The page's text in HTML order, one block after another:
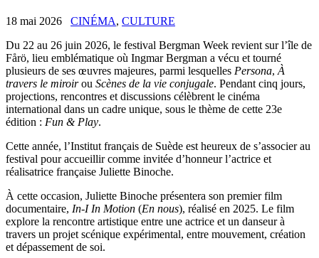
18 mai 2026 CINÉMA, CULTURE
Du 22 au 26 juin 2026, le festival Bergman Week revient sur l’île de
Fårö, lieu emblématique où Ingmar Bergman a vécu et tourné
plusieurs de ses œuvres majeures, parmi lesquelles Persona, À
travers le miroirou Scènes de la vie conjugale. Pendant cinq jours,
projections, rencontres et discussions célèbrent le cinéma
international dans un cadre unique, sous le thème de cette 23e
édition : Fun & Play.
Cette année, l’Institut français de Suède est heureux de s’associer au
festival pour accueillir comme invitée d’honneur l’actrice et
réalisatrice française Juliette Binoche.
À cette occasion, Juliette Binoche présentera son premier film
documentaire, In-I In Motion (En nous), réalisé en 2025. Le film
explore la rencontre artistique entre une actrice et un danseur à
travers un projet scénique expérimental, entre mouvement, création
et dépassement de soi.